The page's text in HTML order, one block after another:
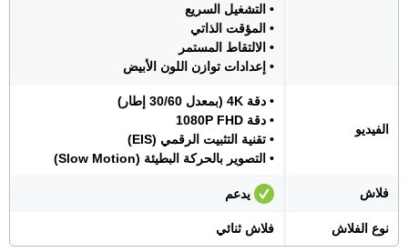
• التشغيل السريع
• المؤقت الذاتي
• الالتقاط المستمر
• إعدادات توازن اللون الأبيض
الفيديو
• دقة 4K (بمعدل 30/60 إطار)
• دقة 1080P FHD
• تقنية التثبيت الرقمي (EIS)
• التصوير بالحركة البطيئة (Slow Motion)
فلاش يدعم
نوع الفلاش فلاش ثنائي